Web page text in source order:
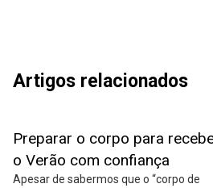
Artigos relacionados
Preparar o corpo para
o Verão com confiança
Apesar de sabermos que o “corpo de